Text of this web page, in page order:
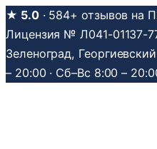
Перейти
к
содержимому
★ 5.0· 584+ отзывов на
Лицензия № Л041-01137-
Зеленоград,
– 20:00 · Сб–Вс 8:00 –